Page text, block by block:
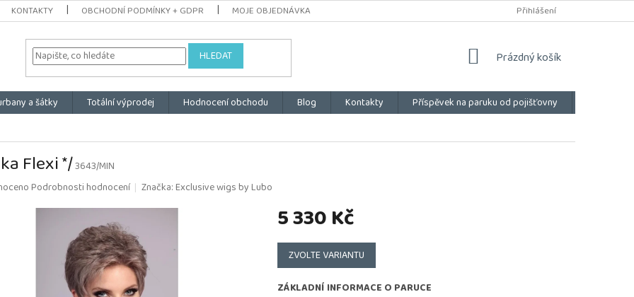
KONTAKTY OBCHODNÍ PODMÍNKY + GDPR MOJE OBJEDNÁVKA Přihlášení
HLEDAT
NÁKUPNÍ
Prázdný košík
a šátky Totální výprodej Hodnocení obchodu Blog Kontakty Příspěvek na paruku od pojišťovny
Flexi */3643/MIN
Podrobnosti hodnocení Značka:Exclusive wigs by Lubo
5 330 Kč
Měrná
cena:
ZVOLTE VARIANTU
ZÁKLADNÍ INFORMACE O PARUCE